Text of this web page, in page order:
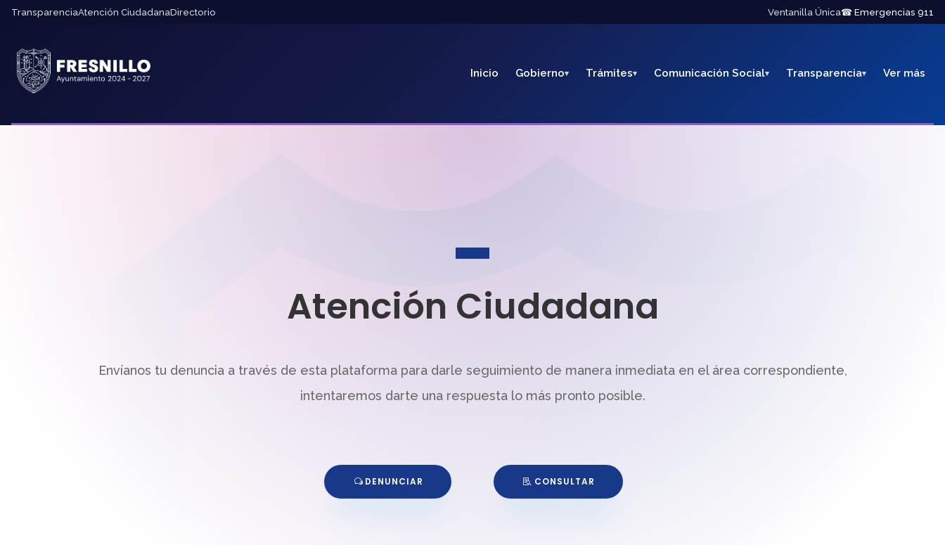
TransparenciaAtención CiudadanaDirectorio Ventanilla Única☎ Emergencias 911
Inicio Gobierno Trámites Comunicación Social Transparencia Ver más
Atención Ciudadana
Envíanos tu denuncia a través de esta plataforma para darle seguimiento de manera inmediata en el área correspondiente,
intentaremos darte una respuesta lo más pronto posible.
DENUNCIAR CONSULTAR